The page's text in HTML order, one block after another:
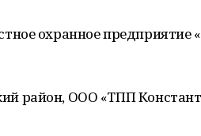
охранное предприятие
район, ООО «ТПП